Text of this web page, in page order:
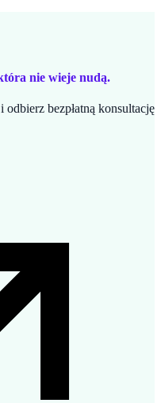
nie wieje nudą.
bezpłatną konsultację